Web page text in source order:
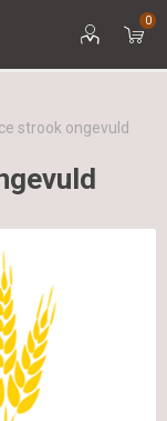
0
strook ongevuld